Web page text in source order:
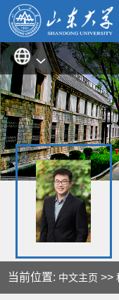
当前位置: 中文主页 >>